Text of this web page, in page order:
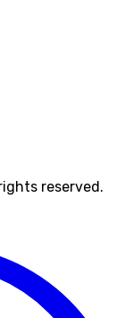
reserved.